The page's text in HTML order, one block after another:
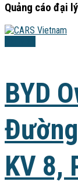
Quảng cáo đại lý
BYD
KV 8,